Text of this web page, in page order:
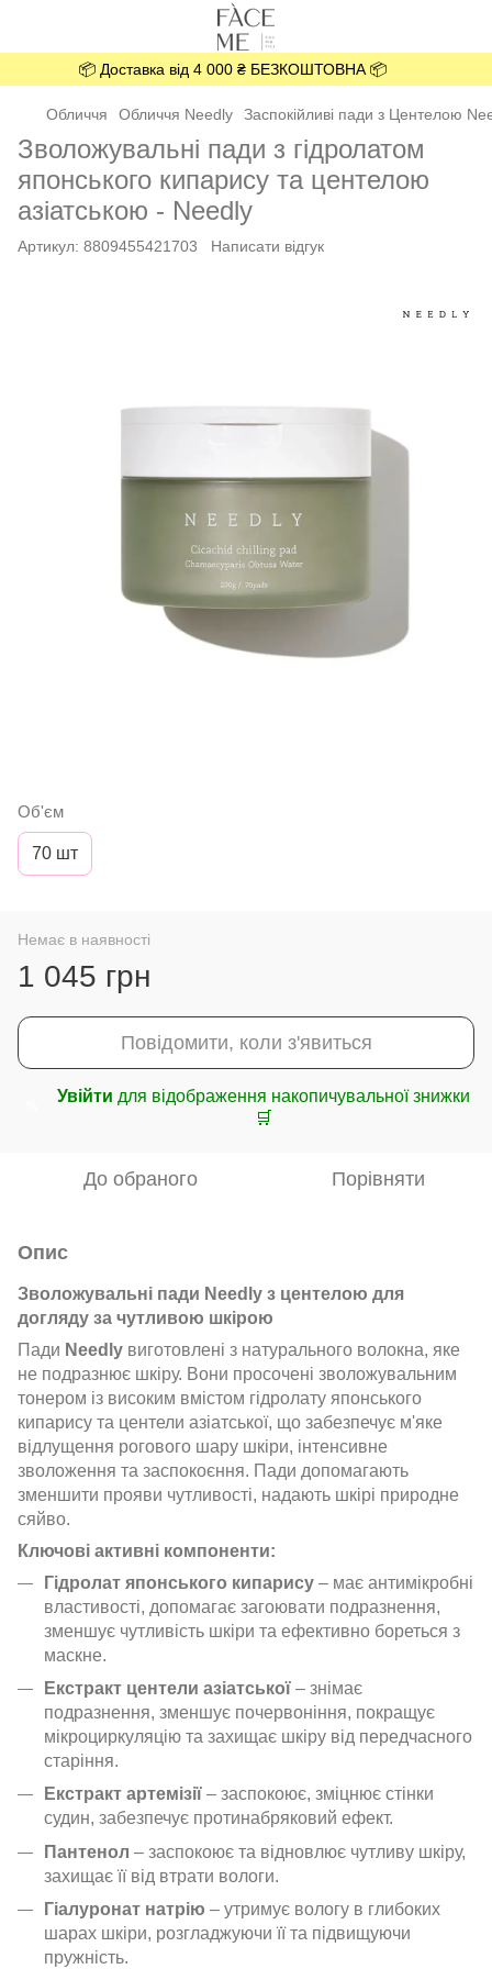
📦 Доставка від 4 000 ₴ БЕЗКОШТОВНА 📦
Обличчя Обличчя Needly Заспокійливі пади з Центелою
Зволожувальні пади з гідролатом
японського кипарису та центелою
азіатською - Needly
Артикул: 8809455421703 Написати відгук
Об'єм
70 шт
Немає в наявності
1 045 грн
Повідомити, коли з'явиться
Увійти для відображення накопичувальної знижки
🛒
До обраного Порівняти
Опис
Зволожувальні пади Needly з центелою для
догляду за чутливою шкірою
Пади Needly виготовлені з натурального волокна, яке
не подразнює шкіру. Вони просочені зволожувальним
тонером із високим вмістом гідролату японського
кипарису та центели азіатської, що забезпечує м'яке
відлущення рогового шару шкіри, інтенсивне
зволоження та заспокоєння. Пади допомагають
зменшити прояви чутливості, надають шкірі природне
сяйво.
Ключові активні компоненти:
Гідролат японського кипарису – має антимікробні
властивості, допомагає загоювати подразнення,
зменшує чутливість шкіри та ефективно бореться з
маскне.
Екстракт центели азіатської – знімає
подразнення, зменшує почервоніння, покращує
мікроциркуляцію та захищає шкіру від передчасного
старіння.
Екстракт артемізії – заспокоює, зміцнює стінки
судин, забезпечує протинабряковий ефект.
Пантенол – заспокоює та відновлює чутливу шкіру,
захищає її від втрати вологи.
Гіалуронат натрію – утримує вологу в глибоких
шарах шкіри, розгладжуючи її та підвищуючи
пружність.